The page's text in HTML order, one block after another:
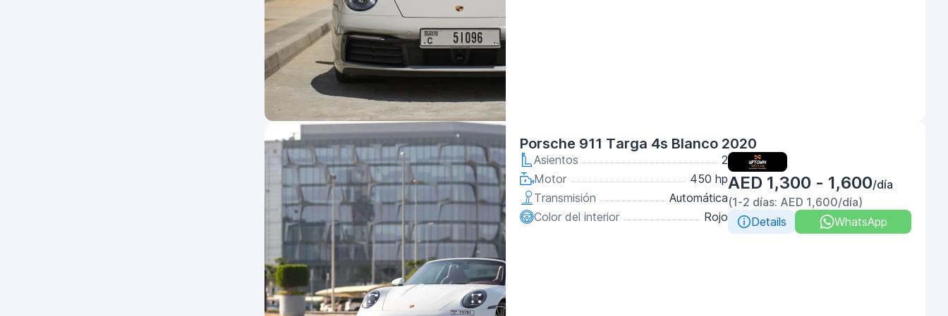
Porsche 911 Targa 4s Blanco 2020
Asientos
2
Motor
450 hp
Transmisión
Automática
Color del interior
Rojo
AED 1,300 - 1,600/día
(1-2 días: AED 1,600/día)
Details
WhatsApp